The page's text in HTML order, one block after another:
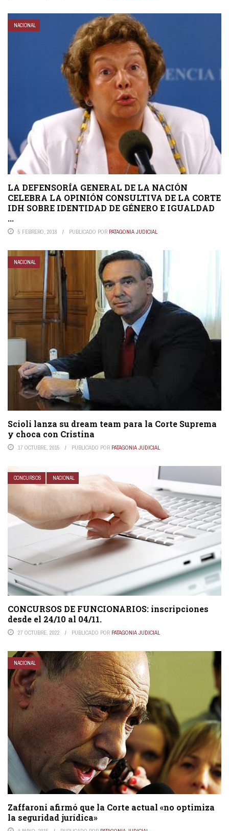
NACIONAL
LA DEFENSORÍA GENERAL DE LA NACIÓN
CELEBRA LA OPINIÓN CONSULTIVA DE LA CORTE
IDH SOBRE IDENTIDAD DE GÉNERO E IGUALDAD
...
5 FEBRERO, 2018 PUBLICADO POR PATAGONIA JUDICIAL
NACIONAL
Scioli lanza su dream team para la Corte Suprema
y choca con Cristina
17 OCTUBRE, 2015 PUBLICADO POR PATAGONIA JUDICIAL
CONCURSOS NACIONAL
CONCURSOS DE FUNCIONARIOS: inscripciones
desde el 24/10 al 04/11.
27 OCTUBRE, 2022 PUBLICADO POR PATAGONIA JUDICIAL
NACIONAL
Zaffaroni afirmó que la Corte actual «no optimiza
la seguridad jurídica»